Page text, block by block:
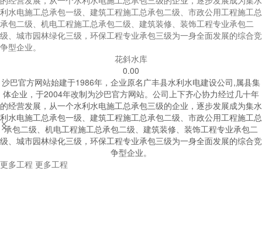
利水电施工总承包一级、建筑工程施工总承包二级、市政公用工程施工总
承包二级、机电工程施工总承包二级、建筑装修、装饰工程专业承包二
级、城市园林绿化三级，环保工程专业承包三级为一身全面发展的综合竞
争型企业。
花斜水库
0.00
沙巴官方网站始建于1986年，企业原名广丰县水利水电建设公司,属县集
体企业，于2004年改制为沙巴官方网站。公司上下齐心协力经过几十年
的经营发展，从一个水利水电施工总承包三级的企业，逐步发展成为集水
利水电施工总承包一级、建筑工程施工总承包二级、市政公用工程施工总
承包二级、机电工程施工总承包二级、建筑装修、装饰工程专业承包二
级、城市园林绿化三级，环保工程专业承包三级为一身全面发展的综合竞
争型企业。


更多工程 更多工程